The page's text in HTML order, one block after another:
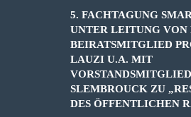
5. FACHTAGUNG
UNTER LEITUNG VON
BEIRATSMITGLIED
LAUZI U.A. MIT
SLEMBROUCK ZU
DES ÖFFENTLICHEN